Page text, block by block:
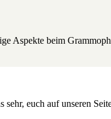
Aspekte beim
euch auf unseren